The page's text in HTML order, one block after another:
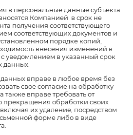
в персональные данные субъекта
Компанией в срок не
получения соответствующего
соответствующих документов и
порядке копий,
внесения изменений в
уведомлением в указанный срок
данных.
вправе в любое время без
свое согласие на обработку
также вправе требовать от
прекращения обработки своих
их удаление, посредством
форме либо в виде